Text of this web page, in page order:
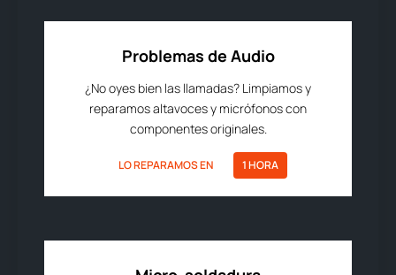
Problemas de Audio
¿No oyes bien las llamadas? Limpiamos y
reparamos altavoces y micrófonos con
componentes originales.
LO REPARAMOS EN 1 HORA